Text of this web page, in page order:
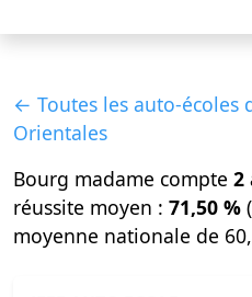
← Toutes les auto-écoles
Orientales
Bourg madame compte 2
réussite moyen : 71,50 %
moyenne nationale de